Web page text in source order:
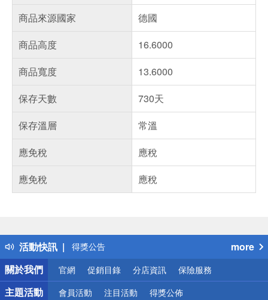
商品來源國家
德國
商品高度
16.6000
商品寬度
13.6000
保存天數
730天
保存溫層
常溫
應免稅
應稅
應免稅
應稅
活動快訊
得獎公告
熱門話題
銀行優惠
偏遠地區配送
詐騙網頁！請小心！
more
關於我們
官網 促銷目錄 分店資訊 保險服務
主題活動 會員活動 注目活動 得獎公佈